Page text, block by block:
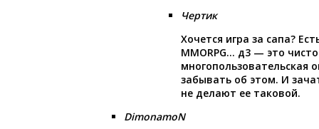
Чертик
Хочется игра за сапа?
MMORPG… д3 — это
многопользовательская
забывать об этом. И
не делают ее таковой.
DimonamoN